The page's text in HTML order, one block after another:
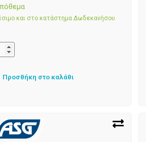
και στο κατάστημα Δωδεκανήσου
Προσθήκη στο καλάθι